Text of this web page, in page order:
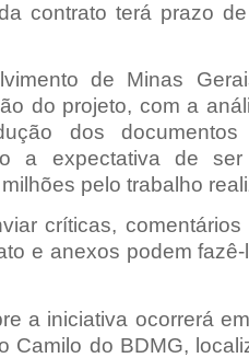
contrato terá prazo
de Minas
do projeto, com a
dos documentos
a expectativa de
pelo trabalho
críticas,
e anexos podem
a iniciativa ocorrerá
Camilo do BDMG,